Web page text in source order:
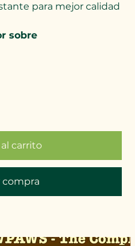
para mejor calidad
sobre
carrito
compra